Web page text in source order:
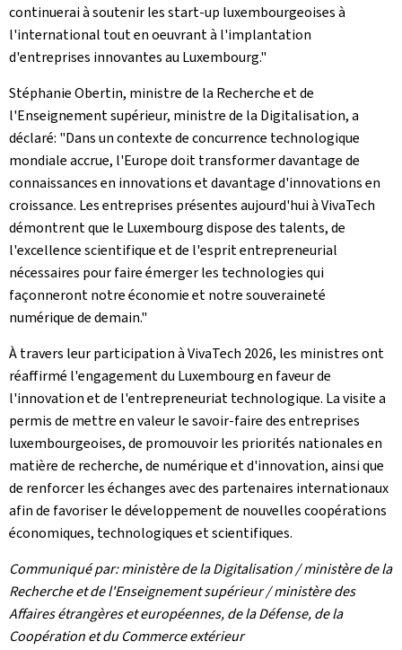
continuerai à soutenir les start-up luxembourgeoises à
l'international tout en oeuvrant à l'implantation
d'entreprises innovantes au Luxembourg."
Stéphanie Obertin, ministre de la Recherche et de
l'Enseignement supérieur, ministre de la Digitalisation, a
déclaré: "Dans un contexte de concurrence technologique
mondiale accrue, l'Europe doit transformer davantage de
connaissances en innovations et davantage d'innovations en
croissance. Les entreprises présentes aujourd'hui à VivaTech
démontrent que le Luxembourg dispose des talents, de
l'excellence scientifique et de l'esprit entrepreneurial
nécessaires pour faire émerger les technologies qui
façonneront notre économie et notre souveraineté
numérique de demain."
À travers leur participation à VivaTech 2026, les ministres ont
réaffirmé l'engagement du Luxembourg en faveur de
l'innovation et de l'entrepreneuriat technologique. La visite a
permis de mettre en valeur le savoir-faire des entreprises
luxembourgeoises, de promouvoir les priorités nationales en
matière de recherche, de numérique et d'innovation, ainsi que
de renforcer les échanges avec des partenaires internationaux
afin de favoriser le développement de nouvelles coopérations
économiques, technologiques et scientifiques.
Communiqué par: ministère de la Digitalisation / ministère de la
Recherche et de l'Enseignement supérieur / ministère des
Affaires étrangères et européennes, de la Défense, de la
Coopération et du Commerce extérieur